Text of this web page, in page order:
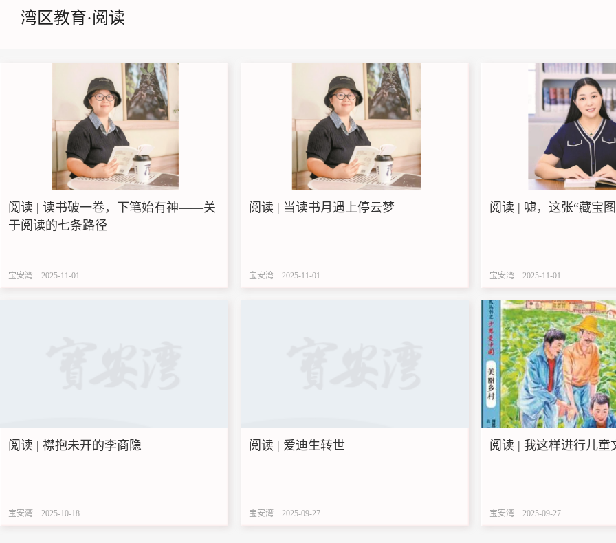
湾区教育·阅读
阅读 | 读书破一卷，下笔始有神——关
于阅读的七条路径
宝安湾 2025-11-01
阅读 | 当读书月遇上停云梦
宝安湾 2025-11-01
阅读 | 嘘，这张“藏宝
宝安湾 2025-11-01
阅读 | 襟抱未开的李商隐
宝安湾 2025-10-18
阅读 | 爱迪生转世
宝安湾 2025-09-27
阅读 | 我这样进行儿童
宝安湾 2025-09-27